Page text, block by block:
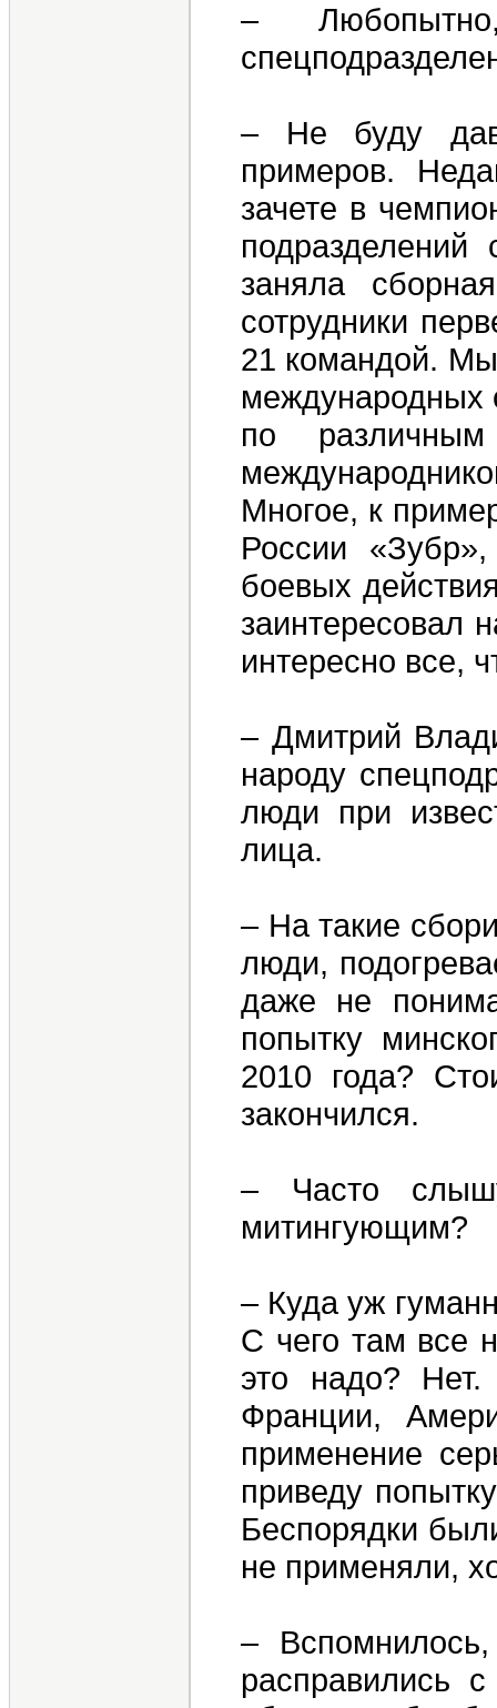
–
– Не буду
примеров.
зачете в
подразделений
заняла
сотрудники
21 командой.
международных
по
Многое, к
России
боевых
заинтересовал
интересно все,
– Дмитрий
народу
люди при
лица.
– На такие
люди,
даже не
попытку
2010 года?
закончился.
– Часто
митингующим?
– Куда уж
С чего там все
это надо?
Франции,
применение
приведу
Беспорядки
не применяли,
–
расправились